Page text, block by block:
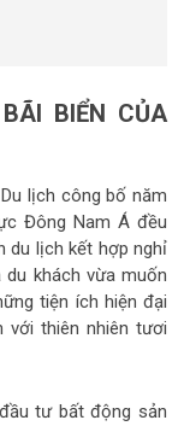
BIỂN CỦA
lịch công bố năm
Đông Nam Á đều
du lịch kết hợp nghỉ
khách vừa muốn
tiện ích hiện đại
với thiên nhiên tươi
tư bất động sản